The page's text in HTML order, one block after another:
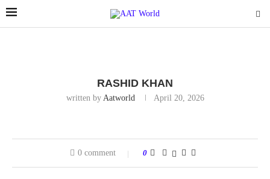
RASHID KHAN
written by Aatworld April 20, 2026
0 comment 0